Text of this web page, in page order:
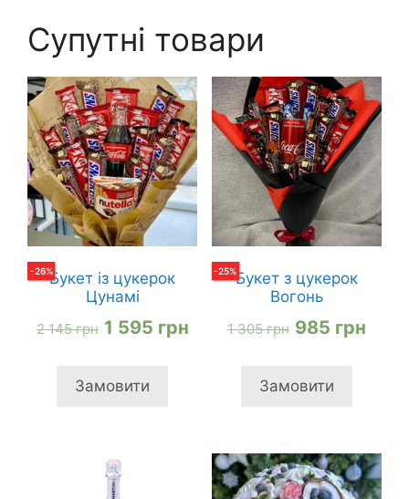
Супутні товари
-26%Букет із цукерок
Цунамі
2 145грн Оригінальна
2
1 595 грнПоточна
Замовити
-25%Букет з цукерок
Вогонь
1 305грн Оригінальна
1
985 грн
Замовити